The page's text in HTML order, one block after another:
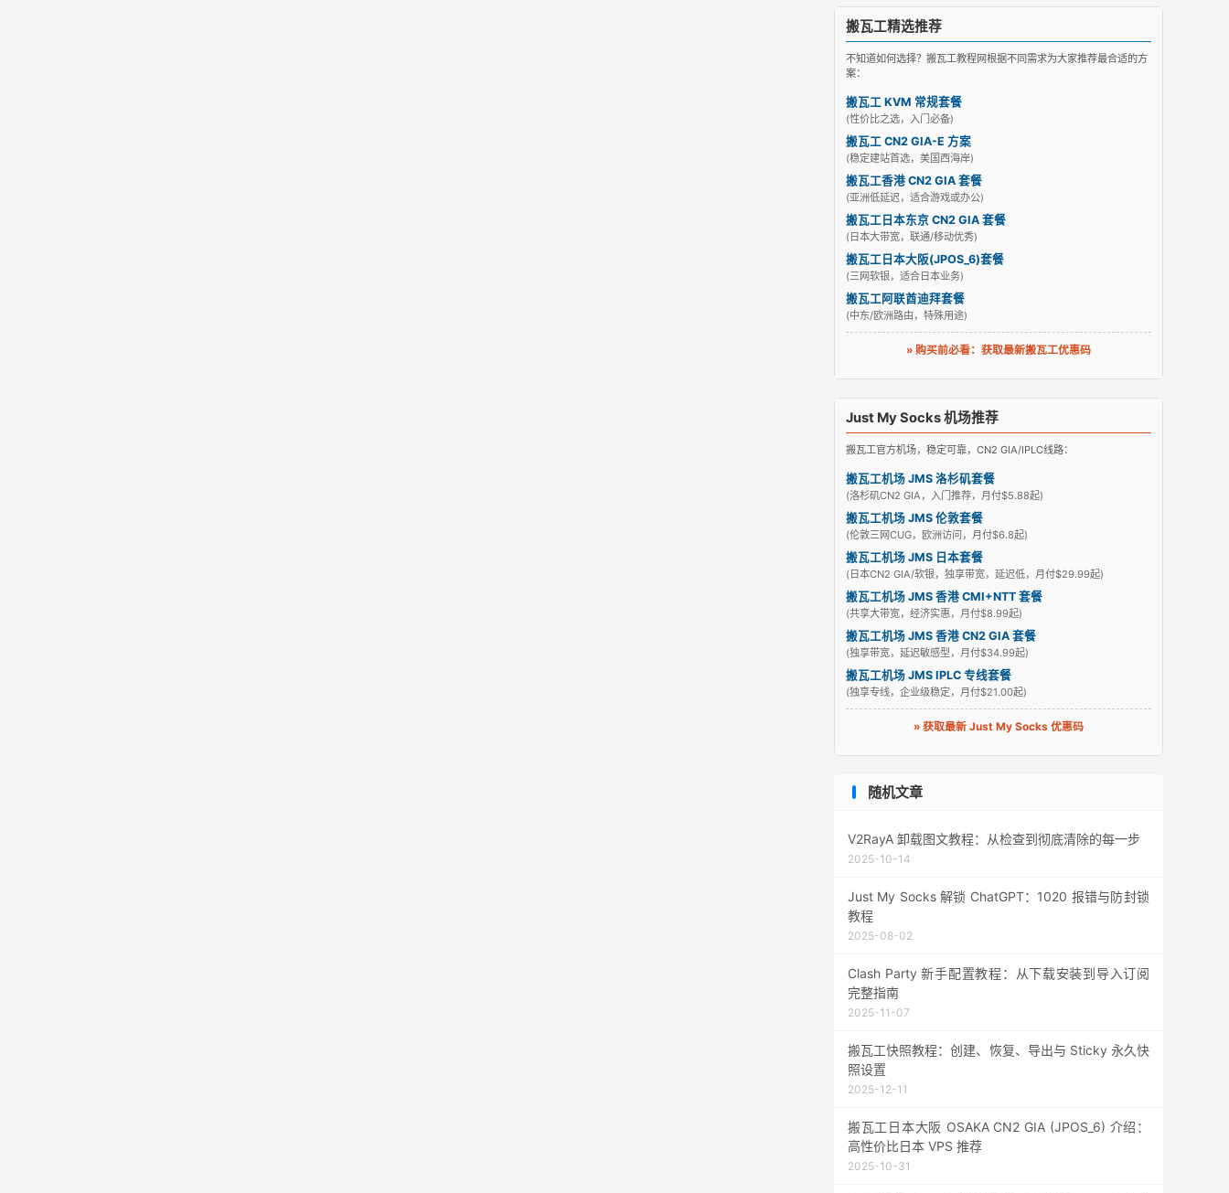
搬瓦工精选推荐
不知道如何选择？搬瓦工教程网根据不同需求为大家推荐最合适的方
案：
搬瓦工 KVM 常规套餐
(性价比之选，入门必备)
搬瓦工 CN2 GIA-E 方案
(稳定建站首选，美国西海岸)
搬瓦工香港 CN2 GIA 套餐
(亚洲低延迟，适合游戏或办公)
搬瓦工日本东京 CN2 GIA 套餐
(日本大带宽，联通/移动优秀)
搬瓦工日本大阪(JPOS_6)套餐
(三网软银，适合日本业务)
搬瓦工阿联酋迪拜套餐
(中东/欧洲路由，特殊用途)
» 购买前必看：获取最新搬瓦工优惠码
Just My Socks 机场推荐
搬瓦工官方机场，稳定可靠，CN2 GIA/IPLC线路：
搬瓦工机场 JMS 洛杉矶套餐
(洛杉矶CN2 GIA，入门推荐，月付$5.88起)
搬瓦工机场 JMS 伦敦套餐
(伦敦三网CUG，欧洲访问，月付$6.8起)
搬瓦工机场 JMS 日本套餐
(日本CN2 GIA/软银，独享带宽，延迟低，月付$29.99起)
搬瓦工机场 JMS 香港 CMI+NTT 套餐
(共享大带宽，经济实惠，月付$8.99起)
搬瓦工机场 JMS 香港 CN2 GIA 套餐
(独享带宽，延迟敏感型，月付$34.99起)
搬瓦工机场 JMS IPLC 专线套餐
(独享专线，企业级稳定，月付$21.00起)
» 获取最新 Just My Socks 优惠码
随机文章
V2RayA 卸载图文教程：从检查到彻底清除的每一步
2025-10-14
Just My Socks 解锁 ChatGPT：1020 报错与防封锁
教程
2025-08-02
Clash Party 新手配置教程：从下载安装到导入订阅
完整指南
2025-11-07
搬瓦工快照教程：创建、恢复、导出与 Sticky 永久快
照设置
2025-12-11
搬瓦工日本大阪 OSAKA CN2 GIA (JPOS_6) 介绍：
高性价比日本 VPS 推荐
2025-10-31